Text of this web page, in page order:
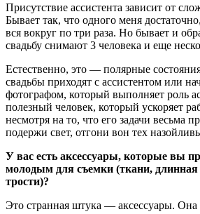
Присутствие ассистента зависит от
Бывает так, что одного меня
вся вокруг по три раза. Но бывает и
свадьбу снимают 3 человека и еще
Естественно, это — полярные
свадьбы приходят с ассистентом или
фотографом, который выполняет роль
полезный человек, который ускоряет
несмотря на то, что его задачи весьма
подержи свет, отгони вон тех
У вас есть аксессуары, которые вы
молодым для съемки (ткани, длинная
трости)?
Это странная штука — аксессуары. Она